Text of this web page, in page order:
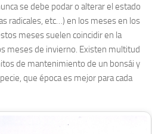
se debe podar o alterar el estado
radicales, etc…) en los meses en los
meses suelen coincidir en la
meses de invierno. Existen multitud
de mantenimiento de un bonsái y
que época es mejor para cada